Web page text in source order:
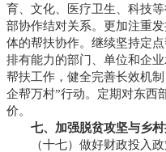
育、文化、医疗卫生、科技
部协作结对关系。更加注重
体的帮扶协作。继续坚持定
排有能力的部门、单位和企
帮扶工作，健全完善长效机
企帮万村”行动。定期对东西
价。
七、加强脱贫攻坚与乡
（十七）做好财政投入政